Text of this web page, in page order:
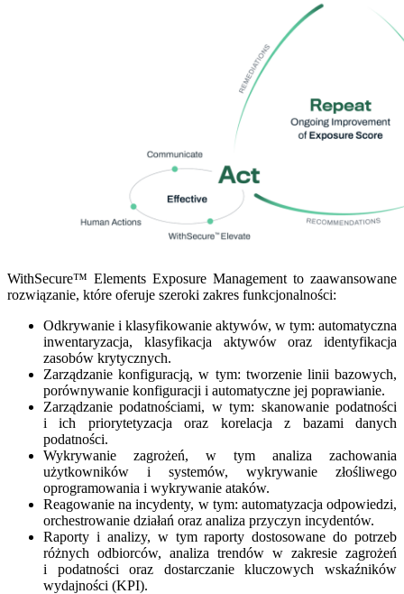
WithSecure™ Elements Exposure Management to zaawansowane
rozwiązanie, które oferuje szeroki zakres funkcjonalności:
Odkrywanie i klasyfikowanie aktywów, w tym: automatyczna
inwentaryzacja, klasyfikacja aktywów oraz identyfikacja
zasobów krytycznych.
Zarządzanie konfiguracją, w tym: tworzenie linii bazowych,
porównywanie konfiguracji i automatyczne jej poprawianie.
Zarządzanie podatnościami, w tym: skanowanie podatności
i ich priorytetyzacja oraz korelacja z bazami danych
podatności.
Wykrywanie zagrożeń, w tym analiza zachowania
użytkowników i systemów, wykrywanie złośliwego
oprogramowania i wykrywanie ataków.
Reagowanie na incydenty, w tym: automatyzacja odpowiedzi,
orchestrowanie działań oraz analiza przyczyn incydentów.
Raporty i analizy, w tym raporty dostosowane do potrzeb
różnych odbiorców, analiza trendów w zakresie zagrożeń
i podatności oraz dostarczanie kluczowych wskaźników
wydajności (KPI).